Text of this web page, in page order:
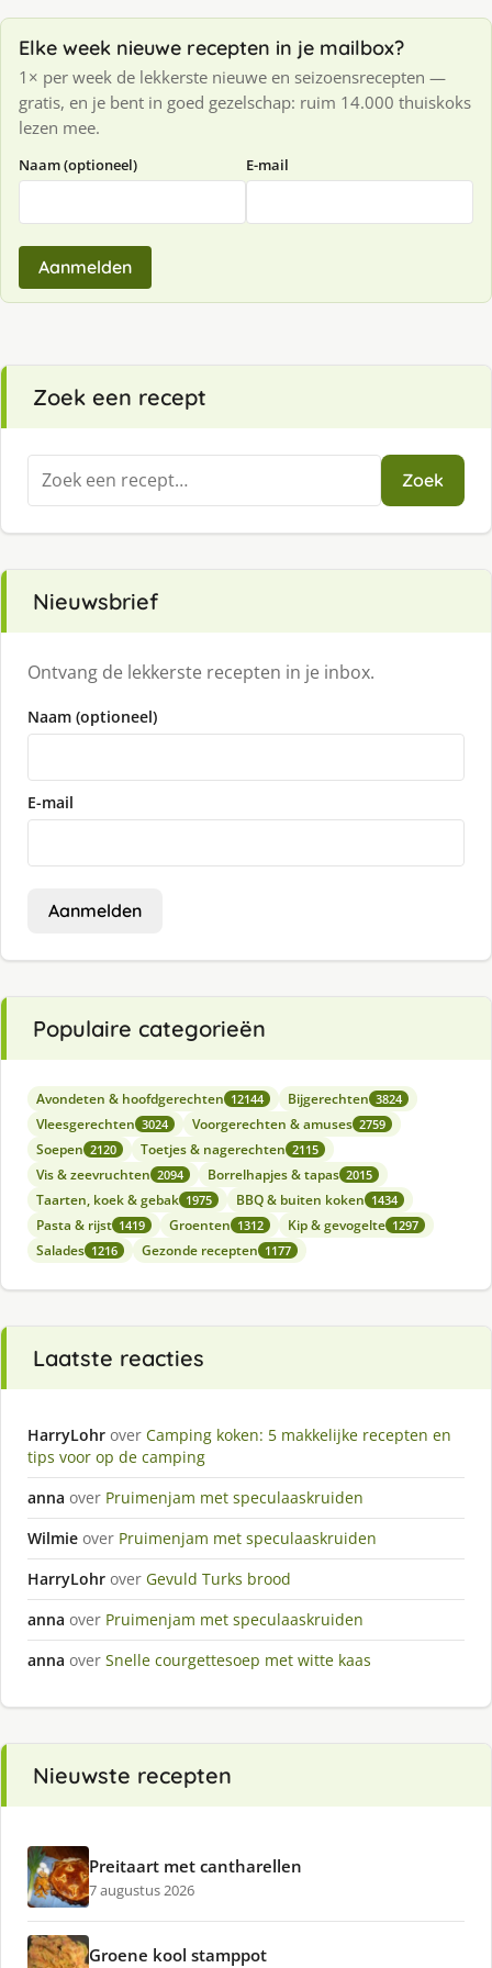
Elke week nieuwe recepten in je mailbox?
1× per week de lekkerste nieuwe en seizoensrecepten —
gratis, en je bent in goed gezelschap: ruim 14.000 thuiskoks
lezen mee.
Naam (optioneel) E-mail
Aanmelden
Zoek een recept
Zoeken
naar:
Zoek
Nieuwsbrief
Ontvang de lekkerste recepten in je inbox.
Naam (optioneel)
E-mail
Aanmelden
Populaire categorieën
Avondeten & hoofdgerechten 12144 Bijgerechten 3824
Vleesgerechten 3024 Voorgerechten & amuses 2759
Soepen 2120 Toetjes & nagerechten 2115
Vis & zeevruchten 2094 Borrelhapjes & tapas 2015
Taarten, koek & gebak 1975 BBQ & buiten koken 1434
Pasta & rijst 1419 Groenten 1312 Kip & gevogelte 1297
Salades 1216 Gezonde recepten 1177
Laatste reacties
HarryLohr over Camping koken: 5 makkelijke recepten en
tips voor op de camping
anna over Pruimenjam met speculaaskruiden
Wilmie over Pruimenjam met speculaaskruiden
HarryLohr over Gevuld Turks brood
anna over Pruimenjam met speculaaskruiden
anna over Snelle courgettesoep met witte kaas
Nieuwste recepten
Preitaart met cantharellen
7 augustus 2026
Groene kool stamppot